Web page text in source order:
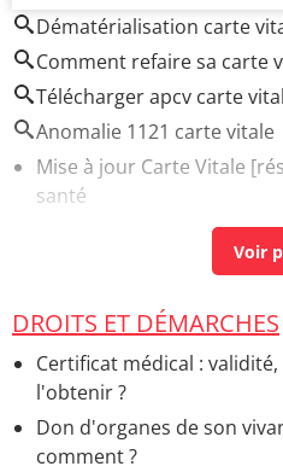
Dématérialisation carte
Comment refaire sa carte
Télécharger apcv carte
Anomalie 1121 carte vitale
Mise à jour Carte Vitale
santé
[résolu]
Erreur sur carte vitale >
Araignée violoniste france
Derogation carte scolaire>
et primaire
DROITS ET DÉMARCHES
Certificat médical :
l'obtenir ?
Don d'organes de son
comment ?